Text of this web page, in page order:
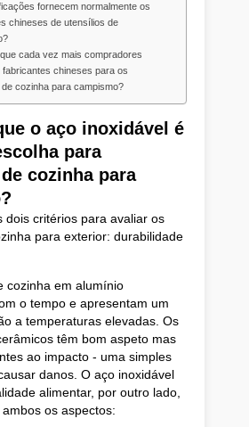
fornecem normalmente os
chineses de utensílios de
cada vez mais compradores
fabricantes chineses para os
cozinha para campismo?
o aço inoxidável é
para
cozinha para
dois critérios para avaliar os
para exterior: durabilidade
cozinha em alumínio
o tempo e apresentam um
a temperaturas elevadas. Os
têm bom aspeto mas
ao impacto - uma simples
danos. O aço inoxidável
alimentar, por outro lado,
os aspectos: